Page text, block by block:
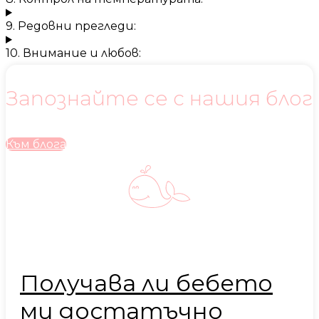
9. Редовни прегледи:
10. Внимание и любов:
Запознайте се с нашия блог
Към блога
Получава ли бебето
ми достатъчно